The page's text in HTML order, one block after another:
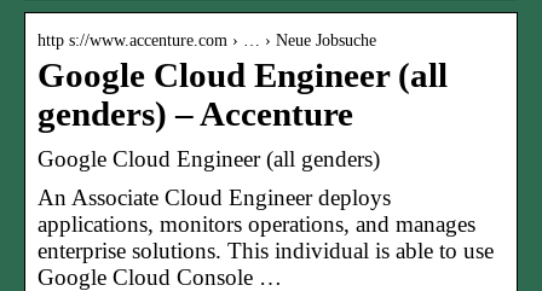
http s://www.accenture.com › … › Neue Jobsuche
Google Cloud Engineer (all
genders) – Accenture
Google Cloud Engineer (all genders)
An Associate Cloud Engineer deploys
applications, monitors operations, and manages
enterprise solutions. This individual is able to use
Google Cloud Console …